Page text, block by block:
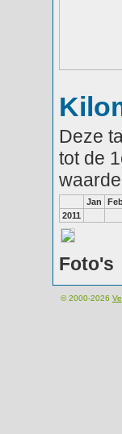
Deze
tot de
Jan
2011
Foto's
© 2000-2026